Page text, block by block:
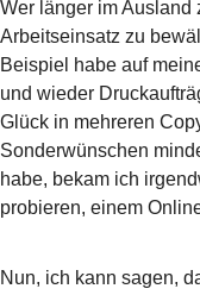
Wer länger im Ausland
Arbeitseinsatz zu
Beispiel habe auf
und wieder
Glück in mehreren
Sonderwünschen
habe, bekam ich
probieren, einem
Nun, ich kann sagen,